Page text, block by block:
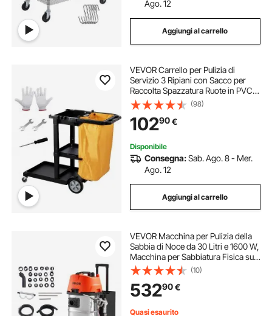
Ago. 12
Aggiungi al carrello
VEVOR Carrello per Pulizia di
Servizio 3 Ripiani con Sacco per
Raccolta Spazzatura Ruote in PVC
Capacità Carico Max. 90,7kg,
Carrello di Pulizia 3 Ripiani PP
Sacco Raccolta Hotel Aeroporto
Magazzino
(98)
10290€
Disponibile
Consegna:Sab. Ago. 8 - Mer.
Ago. 12
Aggiungi al carrello
VEVOR Macchina per Pulizia della
Sabbia di Noce da 30 Litri e 1600 W,
Macchina per Sabbiatura Fisica su
Carrello per la Pulizia del Collettore
di Aspirazione, Sabbiatrici di Noce
con 23 Adattatori
(10)
53290€
Quasi esaurito